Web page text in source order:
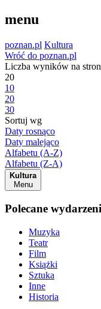
menu
poznan.pl Kultura
Wróć do poznan.pl
Liczba wyników na
20
10
20
30
Sortuj wg
Daty rosnąco
Daty malejąco
Alfabetu (A-Z)
Alfabetu (Z-A)
Kultura
Menu
Polecane
Muzyka
Teatr
Film
Książki
Sztuka
Inne
Historia